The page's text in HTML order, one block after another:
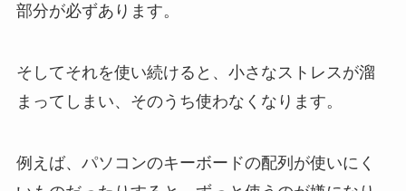
部分が必ずあります。
そしてそれを使い続けると、小さなストレスが溜
まってしまい、そのうち使わなくなります。
例えば、パソコンのキーボードの配列が使いにく